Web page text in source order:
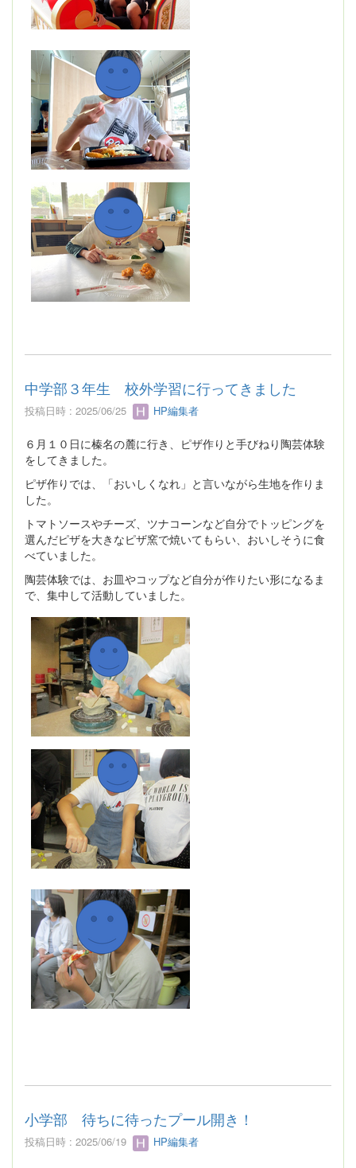
中学部３年生 校外学習に行ってきました
投稿日時 : 2025/06/25 HP編集者
６月１０日に榛名の麓に行き、ピザ作りと手びねり陶芸体験
をしてきました。
ピザ作りでは、「おいしくなれ」と言いながら生地を作りま
した。
トマトソースやチーズ、ツナコーンなど自分でトッピングを
選んだピザを大きなピザ窯で焼いてもらい、おいしそうに食
べていました。
陶芸体験では、お皿やコップなど自分が作りたい形になるま
で、集中して活動していました。
小学部 待ちに待ったプール開き！
投稿日時 : 2025/06/19 HP編集者